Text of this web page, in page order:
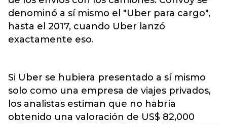
denominó a sí mismo el "Uber para cargo",
hasta el 2017, cuando Uber lanzó
exactamente eso.
Si Uber se hubiera presentado a sí mismo
solo como una empresa de viajes privados,
los analistas estiman que no habría
obtenido una valoración de US$ 82,000